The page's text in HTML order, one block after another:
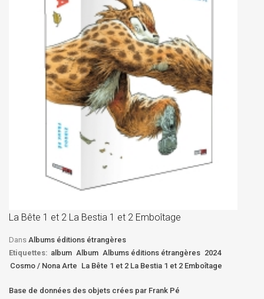
La Bête 1 et 2 La Bestia 1 et 2 Emboîtage
Dans Albums éditions étrangères
Etiquettes: album Album Albums éditions étrangères 2024
Cosmo / Nona Arte La Bête 1 et 2 La Bestia 1 et 2 Emboîtage
Base de données des objets crées par Frank Pé